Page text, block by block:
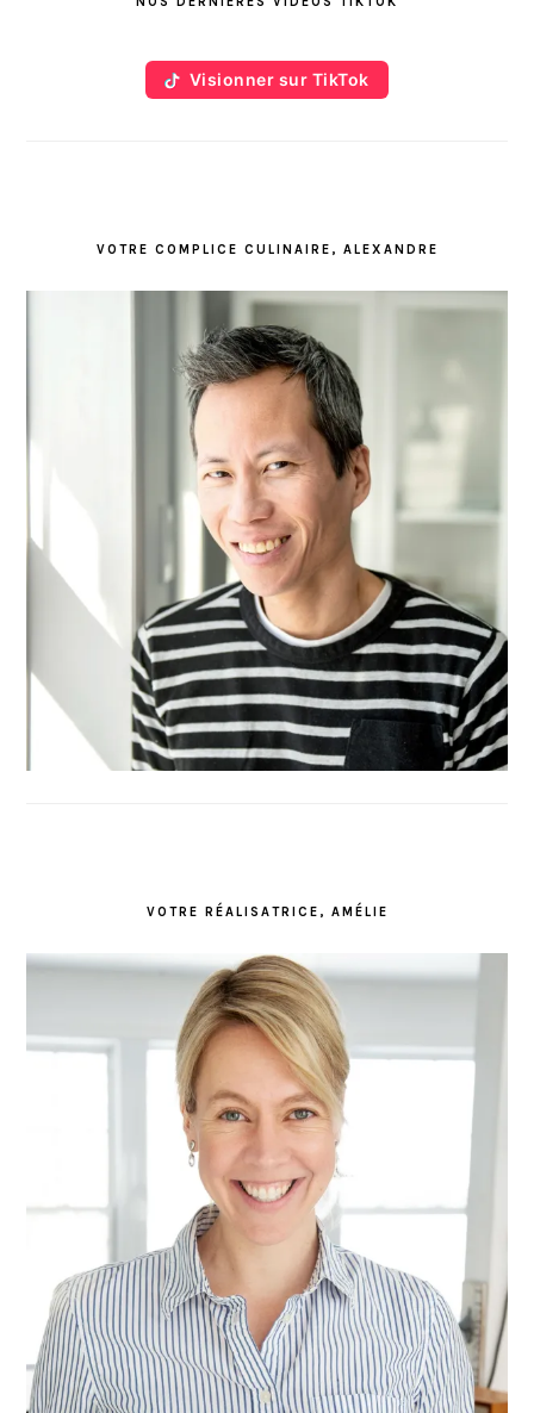
PRINCIPALE
Visionner sur TikTok
VOTRE COMPLICE CULINAIRE, ALEXANDRE
VOTRE RÉALISATRICE, AMÉLIE